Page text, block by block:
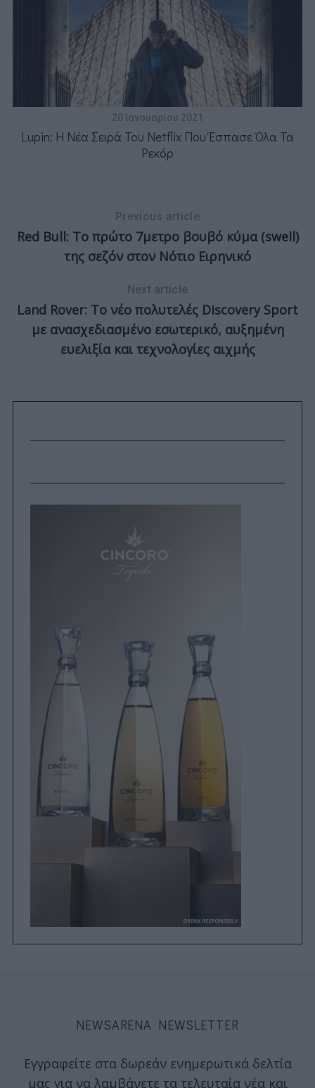
20 Ιανουαρίου 2021
Lupin: Η Νέα Σειρά Του Netflix Που Έσπασε Όλα Τα
Ρεκόρ
Previous article
Red Bull: Το πρώτο 7μετρο βουβό κύμα (swell)
της σεζόν στον Νότιο Ειρηνικό
Next article
Land Rover: Το νέο πολυτελές Discovery Sport
με ανασχεδιασμένο εσωτερικό, αυξημένη
ευελιξία και τεχνολογίες αιχμής
NEWSARENA NEWSLETTER
Εγγραφείτε στα δωρεάν ενημερωτικά δελτία
μας για να λαμβάνετε τα τελευταία νέα και